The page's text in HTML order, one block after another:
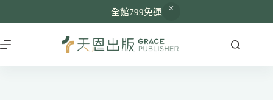
全館799免運